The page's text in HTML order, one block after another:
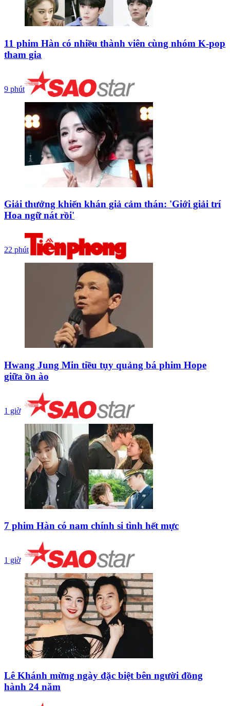
11 phim Hàn có nhiều thành viên cùng nhóm K-pop
tham gia
9 phút
Giải thưởng khiến khán giả cảm thán: 'Giới giải trí
Hoa ngữ nát rồi'
22 phút
Hwang Jung Min tiều tụy quảng bá phim Hope
giữa ồn ào
1 giờ
7 phim Hàn có nam chính si tình hết mực
1 giờ
Lê Khánh mừng ngày đặc biệt bên người đồng
hành 24 năm